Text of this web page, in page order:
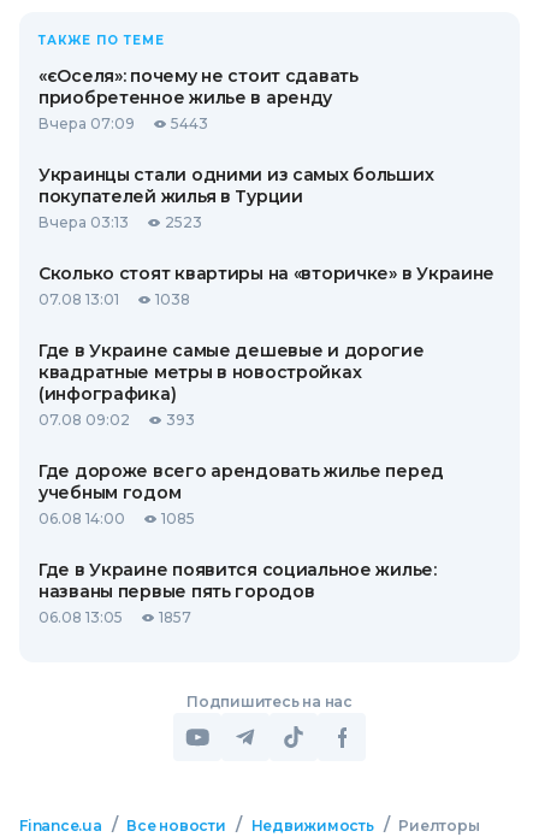
ТАКЖЕ ПО ТЕМЕ
«єОселя»: почему не стоит сдавать
приобретенное жилье в аренду
Вчера 07:09 5443
Украинцы стали одними из самых больших
покупателей жилья в Турции
Вчера 03:13 2523
Сколько стоят квартиры на «вторичке» в Украине
07.08 13:01 1038
Где в Украине самые дешевые и дорогие
квадратные метры в новостройках
(инфографика)
07.08 09:02 393
Где дороже всего арендовать жилье перед
учебным годом
06.08 14:00 1085
Где в Украине появится социальное жилье:
названы первые пять городов
06.08 13:05 1857
Подпишитесь на нас
Finance.ua / Все новости / Недвижимость / Риелторы